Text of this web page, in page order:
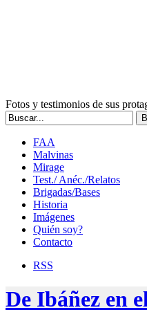
Fotos y testimonios de sus
FAA
Malvinas
Mirage
Test./ Anéc./Relatos
Brigadas/Bases
Historia
Imágenes
Quién soy?
Contacto
RSS
De Ibáñez en